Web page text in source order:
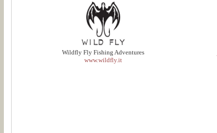
Wildfly Fly Fishing Adventures
www.wildfly.it